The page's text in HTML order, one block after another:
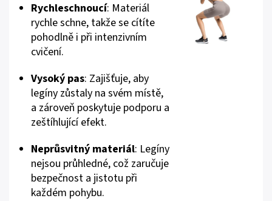
Rychleschnoucí: Materiál
rychle schne, takže se cítíte
pohodlně i při intenzivním
cvičení.
Vysoký pas: Zajišťuje, aby
legíny zůstaly na svém místě,
a zároveň poskytuje podporu a
zeštíhlující efekt.
Neprůsvitný materiál: Legíny
nejsou průhledné, což zaručuje
bezpečnost a jistotu při
každém pohybu.